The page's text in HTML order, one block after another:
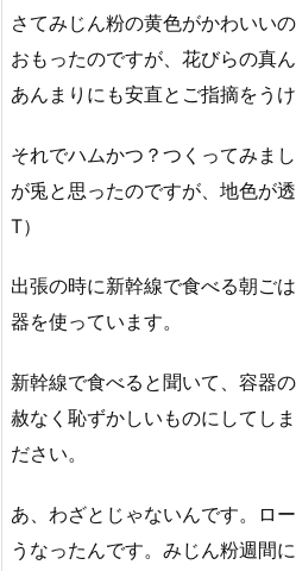
さてみじん粉の黄色がかわいい
おもったのですが、花びらの真
あんまりにも安直とご指摘をう
それでハムかつ？つくってみま
が兎と思ったのですが、地色が
T）
出張の時に新幹線で食べる朝ご
器を使っています。
新幹線で食べると聞いて、容器
赦なく恥ずかしいものにしてし
ださい。
あ、わざとじゃないんです。ロ
うなったんです。みじん粉週間